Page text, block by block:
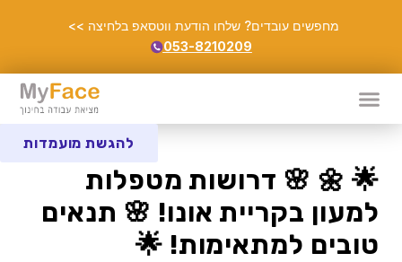
מחפשים עובדים? שלחו הודעת ווטסאפ בלחיצה >>
053-8210209
🌟 🌼 🌸 דרושות מטפלות
למעון בקריית אונו! 🌸 תנאים
טובים למתאימות! 🌟
להגשת מועמדות